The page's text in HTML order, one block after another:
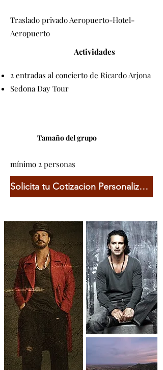
Traslado privado Aeropuerto-Hotel-
Aeropuerto
Actividades
2 entradas al concierto de Ricardo Arjona
Sedona Day Tour
Tamaño del grupo
mínimo 2 personas
Solicita tu Cotizacion Personalizada